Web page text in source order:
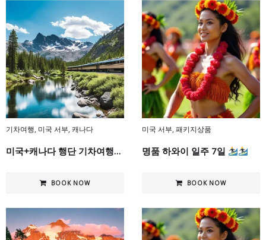
기차여행, 미국 서부,캐나다
미국+캐나다 행단 기차여행11일
BOOK NOW
미국 서부,패키지상품
명품 하와이 일주 7일
BOOK NOW